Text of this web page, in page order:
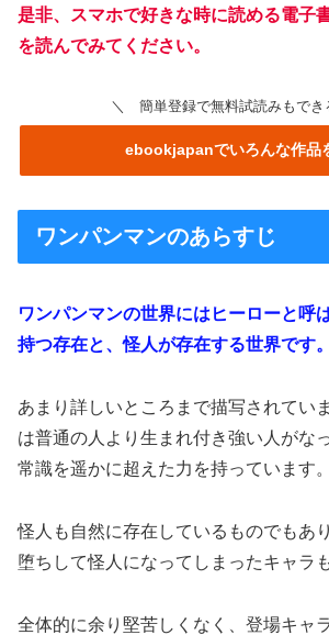
是非、スマホで好きな時に読める電子
を読んでみてください。
＼ 簡単登録で無料試読みもで
ebookjapanでいろんな作品
ワンパンマンのあらすじ
ワンパンマンの世界にはヒーローと呼
持つ存在と、怪人が存在する世界です。
あまり詳しいところまで描写されてい
は普通の人より生まれ付き強い人がな
常識を遥かに超えた力を持っています。
怪人も自然に存在しているものでもあ
堕ちして怪人になってしまったキャラ
全体的に余り堅苦しくなく、登場キャ